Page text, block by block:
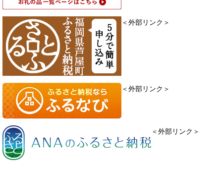
＜外部リンク＞
＜外部リンク＞
＜外部リンク＞